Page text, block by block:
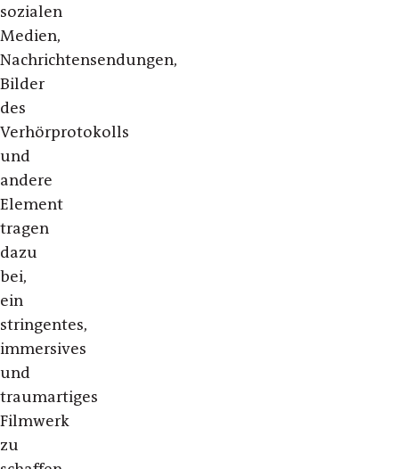
sozialen
Medien,
Nachrichtensendungen,
Bilder
des
Verhörprotokolls
und
andere
Element
tragen
dazu
bei,
ein
stringentes,
immersives
und
traumartiges
Filmwerk
zu